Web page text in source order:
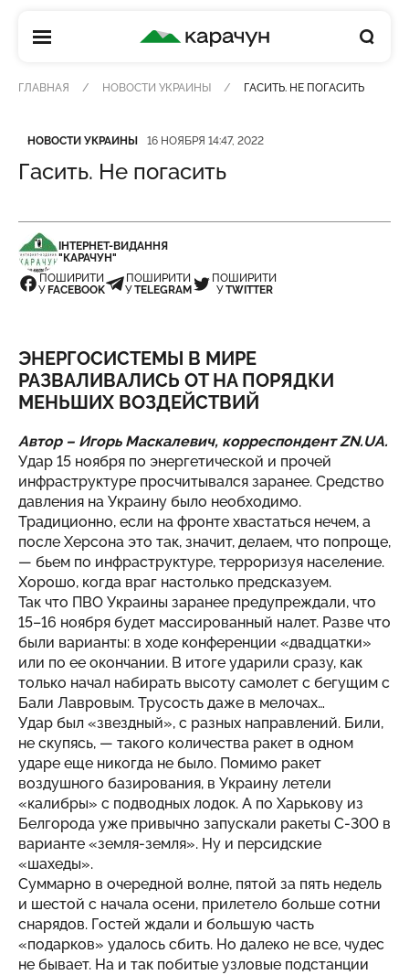
КАРАЧУН
ГЛАВНАЯ НОВОСТИ УКРАИНЫ ГАСИТЬ. НЕ ПОГАСИТЬ
Категория
НОВОСТИ УКРАИНЫ
Дата публикации 16 НОЯБРЯ 14:47, 2022
Гасить. Не погасить
ІНТЕРНЕТ-ВИДАННЯ
"КАРАЧУН"
ПОШИРИТИ
У FACEBOOK
ПОШИРИТИ
УTELEGRAM
ПОШИРИТИ
УTWITTER
ЭНЕРГОСИСТЕМЫ В МИРЕ
РАЗВАЛИВАЛИСЬ ОТ НА ПОРЯДКИ
МЕНЬШИХ ВОЗДЕЙСТВИЙ
Автор – Игорь Маскалевич, корреспондентZN.UA.
Удар 15 ноября по энергетической и прочей
инфраструктуре просчитывался заранее. Средство
давления на Украину было необходимо.
Традиционно, если на фронте хвастаться нечем, а
после Херсона это так, значит, делаем, что попроще,
— бьем по инфраструктуре, терроризуя население.
Хорошо, когда враг настолько предсказуем.
Так что ПВО Украины заранее предупреждали, что
15–16 ноября будет массированный налет. Разве что
были варианты: в ходе конференции «двадцатки»
или по ее окончании. В итоге ударили сразу, как
только начал набирать высоту самолет с бегущим с
Бали Лавровым. Трусость даже в мелочах…
Удар был «звездный», с разных направлений. Били,
не скупясь, — такого количества ракет в одном
ударе еще никогда не было. Помимо ракет
воздушного базирования, в Украину летели
«калибры» с подводных лодок. А по Харькову из
Белгорода уже привычно запускали ракеты С-300 в
варианте «земля-земля». Ну и персидские
«шахеды».
Суммарно в очередной волне, пятой за пять недель
и шестой с начала осени, прилетело больше сотни
снарядов. Гостей ждали и большую часть
«подарков» удалось сбить. Но далеко не все, чудес
не бывает. На и так побитые узловые подстанции